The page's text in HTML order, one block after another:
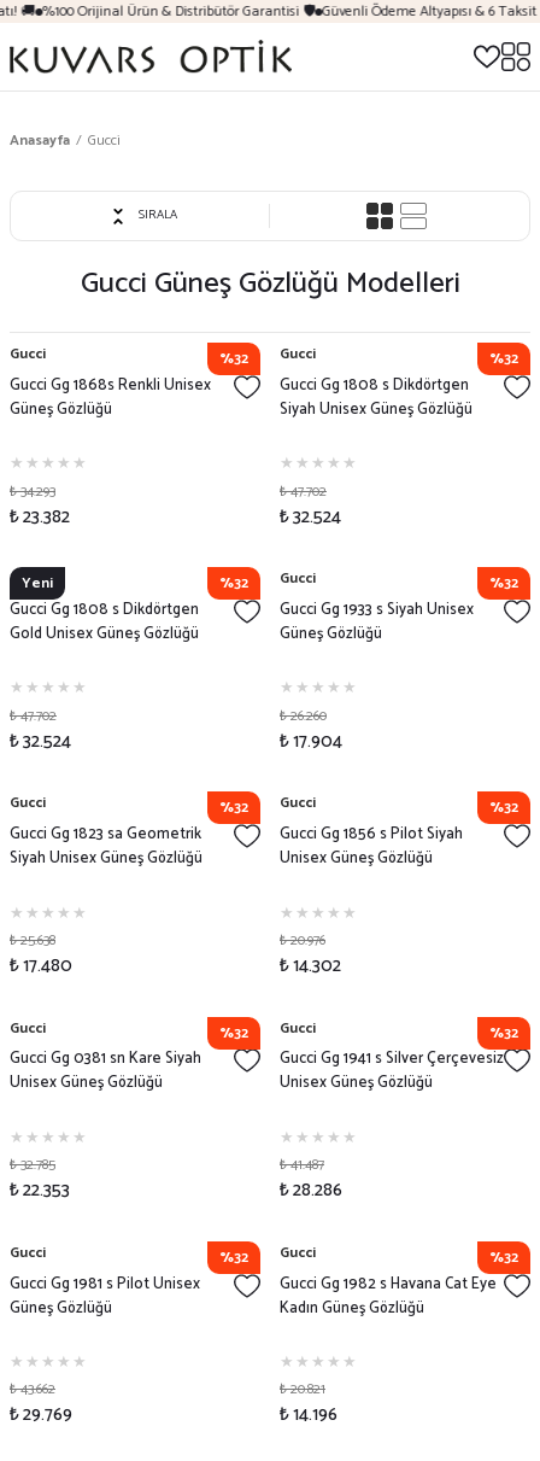
🚚 %100 Orijinal Ürün & Distribütör Garantisi 🛡️ Güvenli Ödeme Altyapısı & 6 Taksit
Anasayfa Gucci
SIRALA
Gucci Güneş Gözlüğü Modelleri
%32
Gucci
Gucci Gg 1868s Renkli Unisex
Güneş Gözlüğü
₺ 34.293
₺ 23.382
%32
Gucci
Gucci Gg 1808 s Dikdörtgen
Siyah Unisex Güneş Gözlüğü
₺ 47.702
₺ 32.524
Yeni %32
Gucci
Gucci Gg 1808 s Dikdörtgen
Gold Unisex Güneş Gözlüğü
₺ 47.702
₺ 32.524
%32
Gucci
Gucci Gg 1933 s Siyah Unisex
Güneş Gözlüğü
₺ 26.260
₺ 17.904
%32
Gucci
Gucci Gg 1823 sa Geometrik
Siyah Unisex Güneş Gözlüğü
₺ 25.638
₺ 17.480
%32
Gucci
Gucci Gg 1856 s Pilot Siyah
Unisex Güneş Gözlüğü
₺ 20.976
₺ 14.302
%32
Gucci
Gucci Gg 0381 sn Kare Siyah
Unisex Güneş Gözlüğü
₺ 32.785
₺ 22.353
%32
Gucci
Gucci Gg 1941 s Silver Çerçevesiz
Unisex Güneş Gözlüğü
₺ 41.487
₺ 28.286
%32
Gucci
Gucci Gg 1981 s Pilot Unisex
Güneş Gözlüğü
₺ 43.662
₺ 29.769
%32
Gucci
Gucci Gg 1982 s Havana Cat Eye
Kadın Güneş Gözlüğü
₺ 20.821
₺ 14.196